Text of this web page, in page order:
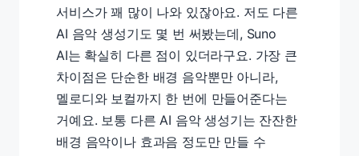
서비스가 꽤 많이 나와 있잖아요. 저도 다른
AI 음악 생성기도 몇 번 써봤는데, Suno
AI는 확실히 다른 점이 있더라구요. 가장 큰
차이점은 단순한 배경 음악뿐만 아니라,
멜로디와 보컬까지 한 번에 만들어준다는
거예요. 보통 다른 AI 음악 생성기는 잔잔한
배경 음악이나 효과음 정도만 만들 수